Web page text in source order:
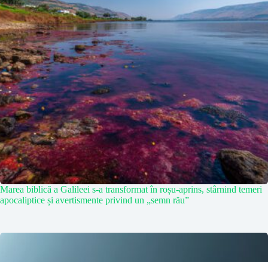
Marea biblică a Galileei s-a transformat în roșu-aprins, stârnind temeri
apocaliptice și avertismente privind un „semn rău”